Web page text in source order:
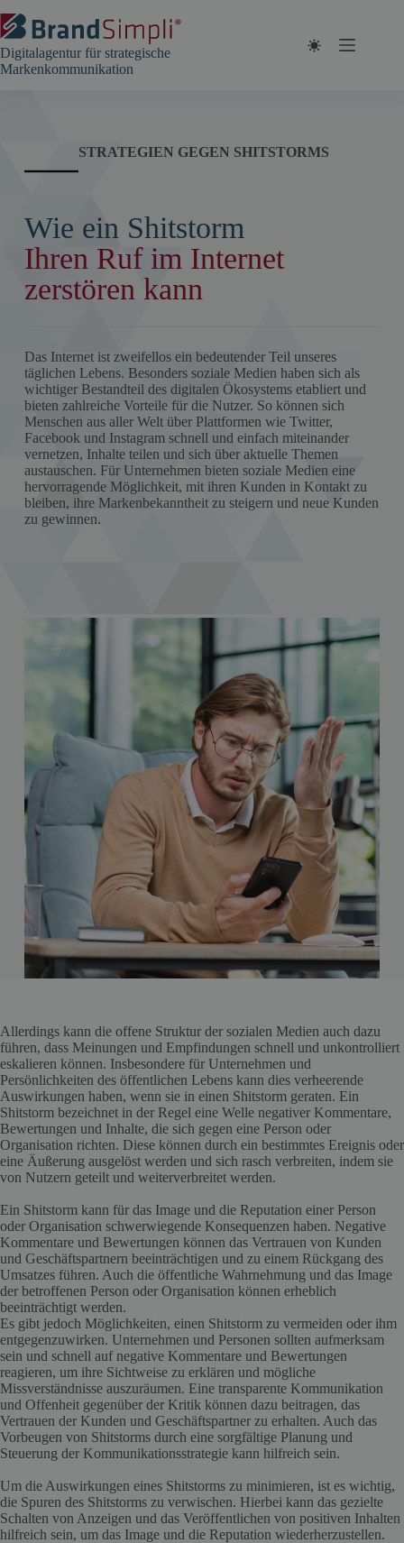
Inhalt
springen
Digitalagentur für strategische
Markenkommunikation
STRATEGIEN GEGEN SHITSTORMS
Wie ein Shitstorm
Ihren Ruf im Internet
zerstören kann
Das Internet ist zweifellos ein bedeutender Teil unseres
täglichen Lebens. Besonders soziale Medien haben sich als
wichtiger Bestandteil des digitalen Ökosystems etabliert und
bieten zahlreiche Vorteile für die Nutzer. So können sich
Menschen aus aller Welt über Plattformen wie Twitter,
Facebook und Instagram schnell und einfach miteinander
vernetzen, Inhalte teilen und sich über aktuelle Themen
austauschen. Für Unternehmen bieten soziale Medien eine
hervorragende Möglichkeit, mit ihren Kunden in Kontakt zu
bleiben, ihre Markenbekanntheit zu steigern und neue Kunden
zu gewinnen.
Allerdings kann die offene Struktur der sozialen Medien auch dazu
führen, dass Meinungen und Empfindungen schnell und unkontrolliert
eskalieren können. Insbesondere für Unternehmen und
Persönlichkeiten des öffentlichen Lebens kann dies verheerende
Auswirkungen haben, wenn sie in einen Shitstorm geraten. Ein
Shitstorm bezeichnet in der Regel eine Welle negativer Kommentare,
Bewertungen und Inhalte, die sich gegen eine Person oder
Organisation richten. Diese können durch ein bestimmtes Ereignis oder
eine Äußerung ausgelöst werden und sich rasch verbreiten, indem sie
von Nutzern geteilt und weiterverbreitet werden.
Ein Shitstorm kann für das Image und die Reputation einer Person
oder Organisation schwerwiegende Konsequenzen haben. Negative
Kommentare und Bewertungen können das Vertrauen von Kunden
und Geschäftspartnern beeinträchtigen und zu einem Rückgang des
Umsatzes führen. Auch die öffentliche Wahrnehmung und das Image
der betroffenen Person oder Organisation können erheblich
beeinträchtigt werden.
Es gibt jedoch Möglichkeiten, einen Shitstorm zu vermeiden oder ihm
entgegenzuwirken. Unternehmen und Personen sollten aufmerksam
sein und schnell auf negative Kommentare und Bewertungen
reagieren, um ihre Sichtweise zu erklären und mögliche
Missverständnisse auszuräumen. Eine transparente Kommunikation
und Offenheit gegenüber der Kritik können dazu beitragen, das
Vertrauen der Kunden und Geschäftspartner zu erhalten. Auch das
Vorbeugen von Shitstorms durch eine sorgfältige Planung und
Steuerung der Kommunikationsstrategie kann hilfreich sein.
Um die Auswirkungen eines Shitstorms zu minimieren, ist es wichtig,
die Spuren des Shitstorms zu verwischen. Hierbei kann das gezielte
Schalten von Anzeigen und das Veröffentlichen von positiven Inhalten
hilfreich sein, um das Image und die Reputation wiederherzustellen.